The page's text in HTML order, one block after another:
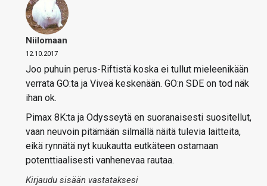
Niilomaan
12.10.2017
Joo puhuin perus-Riftistä koska ei tullut mieleenikään
verrata GO:ta ja Viveä keskenään. GO:n SDE on tod näk
ihan ok.
Pimax 8K:ta ja Odysseytä en suoranaisesti suositellut,
vaan neuvoin pitämään silmällä näitä tulevia laitteita,
eikä rynnätä nyt kuukautta eutkäteen ostamaan
potenttiaalisesti vanhenevaa rautaa.
Kirjaudu sisään vastataksesi